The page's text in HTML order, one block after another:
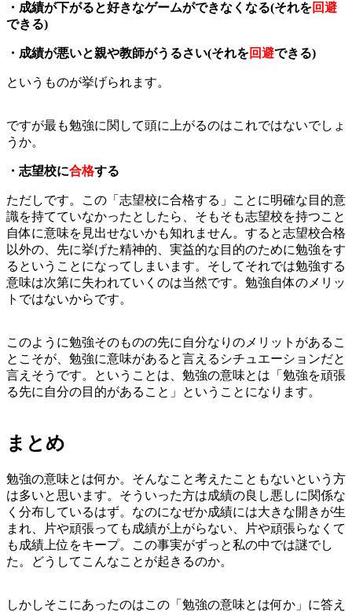
・成績が下がると好きなゲームができなくなる(それを回避
できる)
・成績が悪いと親や教師がうるさい(それを回避できる)
というものが挙げられます。
ですが最も勉強に関して頭に上がるのはこれではないでしょ
うか。
・志望校に合格する
ただしです。この「志望校に合格する」ことに明確な目的意
識を持てていなかったとしたら、そもそも志望校を持つこと
自体に意味を見出せないかも知れません。すると志望校合格
以外の、先に挙げた精神的、実益的な目的のために勉強をす
るということになってしまいます。そしてそれでは勉強する
意味は次第に失われていくのは当然です。勉強自体のメリッ
トではないからです。
このように勉強そのものの先に自分なりのメリットがあるこ
とこそが、勉強に意味があると言えるシチュエーションだと
言えそうです。ということは、勉強の意味とは「勉強を頑張
る先に自分の目的があること」ということになります。
まとめ
勉強の意味とは何か。そんなこと考えたこともないという方
は多いと思います。そういった方は成績の良し悪しに関係な
く分布しているはず。なのになぜか成績には大きな開きが生
まれ、片や頑張っても成績が上がらない、片や頑張らなくて
も成績上位をキープ。この事実がずっと私の中では謎でし
た。どうしてこんなことが起きるのか。
しかしそこにあったのはこの「勉強の意味とは何か」に答え